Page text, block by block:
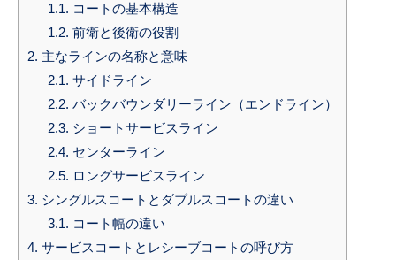
1.1. コートの基本構造
1.2. 前衛と後衛の役割
2. 主なラインの名称と意味
2.1. サイドライン
2.2. バックバウンダリーライン（エンドライン）
2.3. ショートサービスライン
2.4. センターライン
2.5. ロングサービスライン
3. シングルスコートとダブルスコートの違い
3.1. コート幅の違い
4. サービスコートとレシーブコートの呼び方